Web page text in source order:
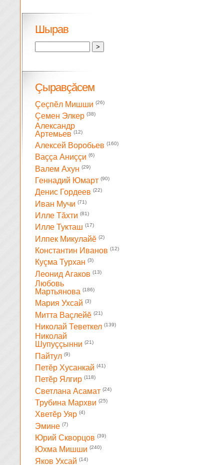
Шырав
Çыравçăсем
Çеçпĕл Мишши (26)
Çемен Элкер (38)
Александр
Артемьев (12)
Алексей Воробьев (160)
Ваççа Аниççи (6)
Валем Ахун (29)
Геннадий Юмарт (90)
Денис Гордеев (22)
Иван Мучи (71)
Илле Тăхти (81)
Илле Тукташ (17)
Илпек Микулайĕ (2)
Константин Иванов (12)
Куçма Турхан (3)
Леонид Агаков (13)
Любовь
Мартьянова (186)
Мария Ухсай (3)
Митта Ваçлейĕ (21)
Николай Теветкел (139)
Николай
Шупуççынни (21)
Пайтул (9)
Петĕр Хусанкай (41)
Петĕр Ялгир (118)
Светлана Асамат (24)
Трубина Мархви (25)
Хветĕр Уяр (4)
Эмине (7)
Юрий Скворцов (39)
Юхма Мишши (240)
Яков Ухсай (14)